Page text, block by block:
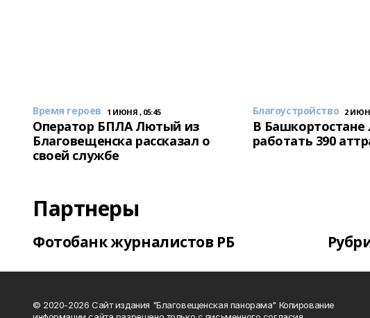
Время героев 1 ИЮНЯ , 05:45
Оператор БПЛА Лютый из
Благовещенска рассказал о
своей службе
Благоустройство 2
В Башкортостане
работать 390
Партнеры
Фотобанк журналистов РБ
© 2020-2026 Сайт издания "Благовещенская панорама" Копирование